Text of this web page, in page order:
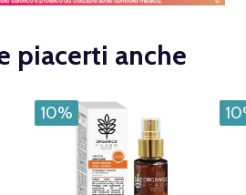
piacerti anche
10%